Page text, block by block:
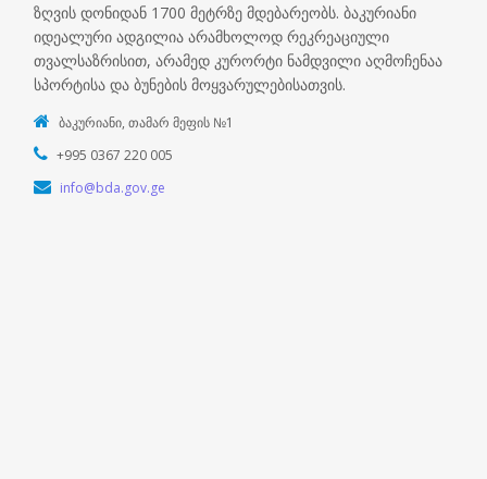
ზღვის დონიდან 1700 მეტრზე მდებარეობს. ბაკურიანი
იდეალური ადგილია არამხოლოდ რეკრეაციული
თვალსაზრისით, არამედ კურორტი ნამდვილი აღმოჩენაა
სპორტისა და ბუნების მოყვარულებისათვის.
ბაკურიანი, თამარ მეფის №1
+995 0367 220 005
info@bda.gov.ge